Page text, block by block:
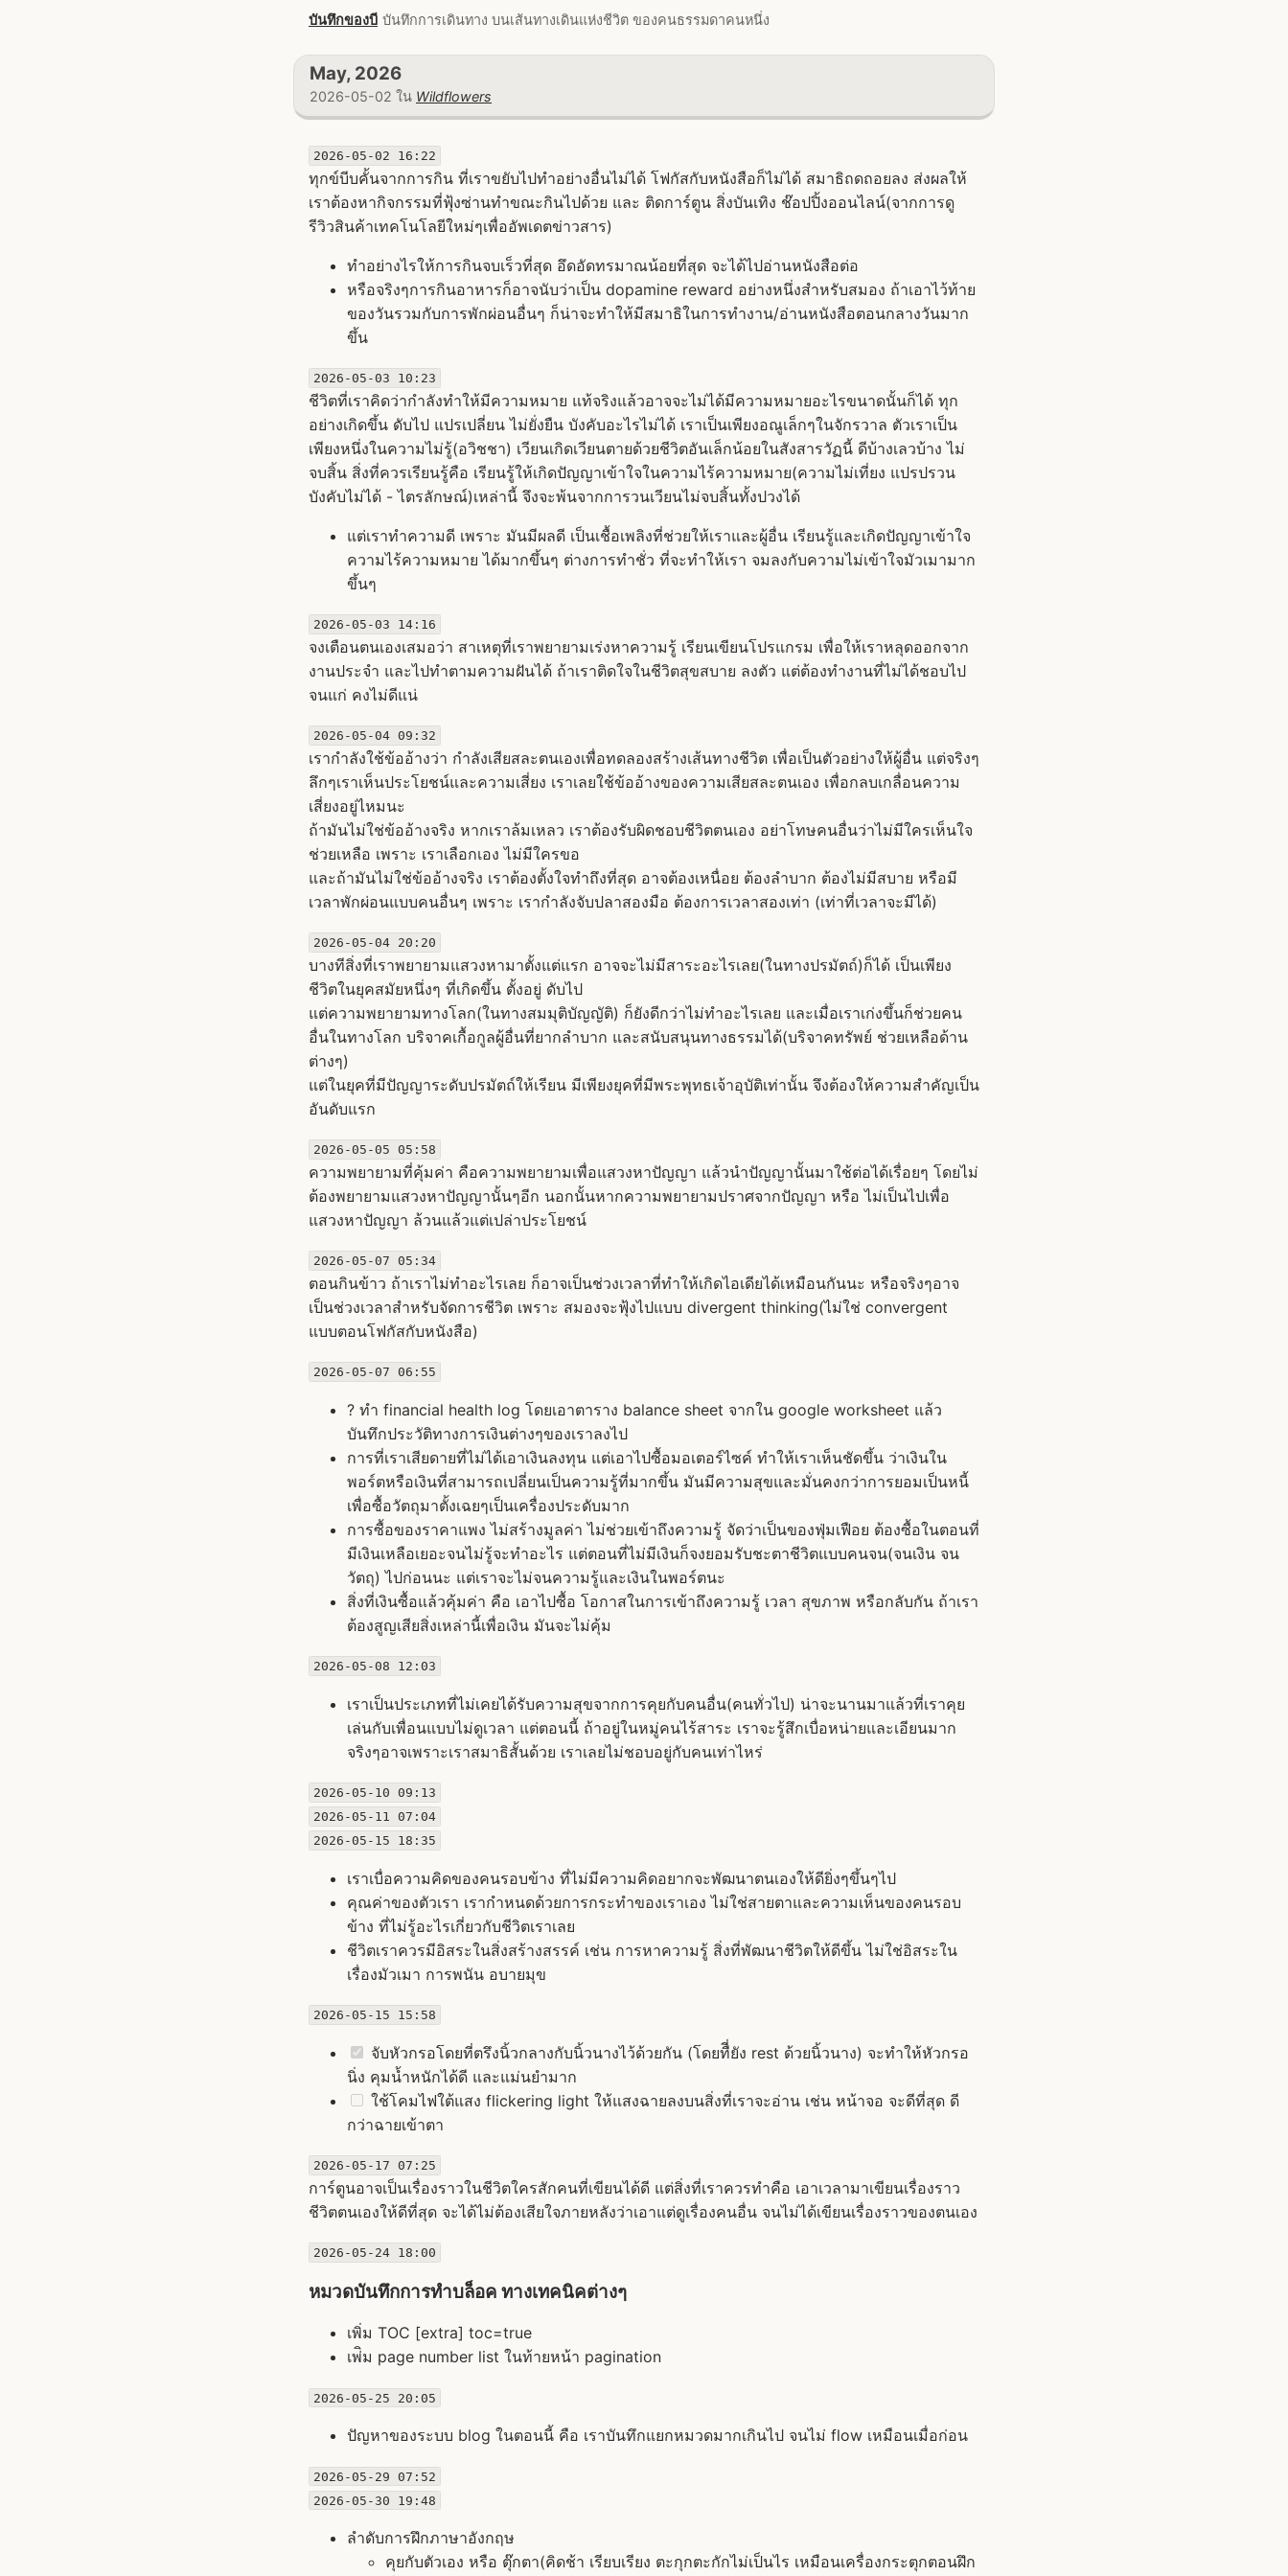
บันทึกของบี บันทึกการเดินทาง บนเส้นทางเดินแห่งชีวิต ของคนธรรมดาคนหนึ่ง
May, 2026
2026-05-02 ใน Wildflowers
2026-05-02 16:22
ทุกข์บีบคั้นจากการกิน ที่เราขยับไปทำอย่างอื่นไม่ได้ โฟกัสกับหนังสือก็ไม่ได้ สมาธิถดถอยลง ส่งผลให้
เราต้องหากิจกรรมที่ฟุ้งซ่านทำขณะกินไปด้วย และ ติดการ์ตูน สิ่งบันเทิง ช๊อปปิ้งออนไลน์(จากการดู
รีวิวสินค้าเทคโนโลยีใหม่ๆเพื่ออัพเดตข่าวสาร)
ทำอย่างไรให้การกินจบเร็วที่สุด อึดอัดทรมาณน้อยที่สุด จะได้ไปอ่านหนังสือต่อ
หรือจริงๆการกินอาหารก็อาจนับว่าเป็น dopamine reward อย่างหนึ่งสำหรับสมอง ถ้าเอาไว้ท้าย
ของวันรวมกับการพักผ่อนอื่นๆ ก็น่าจะทำให้มีสมาธิในการทำงาน/อ่านหนังสือตอนกลางวันมาก
ขึ้น
2026-05-03 10:23
ชีวิตที่เราคิดว่ากำลังทำให้มีความหมาย แท้จริงแล้วอาจจะไม่ได้มีความหมายอะไรขนาดนั้นก็ได้ ทุก
อย่างเกิดขึ้น ดับไป แปรเปลี่ยน ไม่ยั่งยืน บังคับอะไรไม่ได้ เราเป็นเพียงอณูเล็กๆในจักรวาล ตัวเราเป็น
เพียงหนึ่งในความไม่รู้(อวิชชา) เวียนเกิดเวียนตายด้วยชีวิตอันเล็กน้อยในสังสารวัฏนี้ ดีบ้างเลวบ้าง ไม่
จบสิ้น สิ่งที่ควรเรียนรู้คือ เรียนรู้ให้เกิดปัญญาเข้าใจในความไร้ความหมาย(ความไม่เที่ยง แปรปรวน
บังคับไม่ได้ - ไตรลักษณ์)เหล่านี้ จึงจะพ้นจากการวนเวียนไม่จบสิ้นทั้งปวงได้
แต่เราทำความดี เพราะ มันมีผลดี เป็นเชื้อเพลิงที่ช่วยให้เราและผู้อื่น เรียนรู้และเกิดปัญญาเข้าใจ
ความไร้ความหมาย ได้มากขึ้นๆ ต่างการทำชั่ว ที่จะทำให้เรา จมลงกับความไม่เข้าใจมัวเมามาก
ขึ้นๆ
2026-05-03 14:16
จงเตือนตนเองเสมอว่า สาเหตุที่เราพยายามเร่งหาความรู้ เรียนเขียนโปรแกรม เพื่อให้เราหลุดออกจาก
งานประจำ และไปทำตามความฝันได้ ถ้าเราติดใจในชีวิตสุขสบาย ลงตัว แต่ต้องทำงานที่ไม่ได้ชอบไป
จนแก่ คงไม่ดีแน่
2026-05-04 09:32
เรากำลังใช้ข้ออ้างว่า กำลังเสียสละตนเองเพื่อทดลองสร้างเส้นทางชีวิต เพื่อเป็นตัวอย่างให้ผู้อื่น แต่จริงๆ
ลึกๆเราเห็นประโยชน์และความเสี่ยง เราเลยใช้ข้ออ้างของความเสียสละตนเอง เพื่อกลบเกลื่อนความ
เสี่ยงอยู่ไหมนะ
ถ้ามันไม่ใช่ข้ออ้างจริง หากเราล้มเหลว เราต้องรับผิดชอบชีวิตตนเอง อย่าโทษคนอื่นว่าไม่มีใครเห็นใจ
ช่วยเหลือ เพราะ เราเลือกเอง ไม่มีใครขอ
และถ้ามันไม่ใช่ข้ออ้างจริง เราต้องตั้งใจทำถึงที่สุด อาจต้องเหนื่อย ต้องลำบาก ต้องไม่มีสบาย หรือมี
เวลาพักผ่อนแบบคนอื่นๆ เพราะ เรากำลังจับปลาสองมือ ต้องการเวลาสองเท่า (เท่าที่เวลาจะมีได้)
2026-05-04 20:20
บางทีสิ่งที่เราพยายามแสวงหามาตั้งแต่แรก อาจจะไม่มีสาระอะไรเลย(ในทางปรมัตถ์)ก็ได้ เป็นเพียง
ชีวิตในยุคสมัยหนึ่งๆ ที่เกิดขึ้น ตั้งอยู่ ดับไป
แต่ความพยายามทางโลก(ในทางสมมุติบัญญัติ) ก็ยังดีกว่าไม่ทำอะไรเลย และเมื่อเราเก่งขึ้นก็ช่วยคน
อื่นในทางโลก บริจาคเกื้อกูลผู้อื่นที่ยากลำบาก และสนับสนุนทางธรรมได้(บริจาคทรัพย์ ช่วยเหลือด้าน
ต่างๆ)
แต่ในยุคที่มีปัญญาระดับปรมัตถ์ให้เรียน มีเพียงยุคที่มีพระพุทธเจ้าอุบัติเท่านั้น จึงต้องให้ความสำคัญเป็น
อันดับแรก
2026-05-05 05:58
ความพยายามที่คุ้มค่า คือความพยายามเพื่อแสวงหาปัญญา แล้วนำปัญญานั้นมาใช้ต่อได้เรื่อยๆ โดยไม่
ต้องพยายามแสวงหาปัญญานั้นๆอีก นอกนั้นหากความพยายามปราศจากปัญญา หรือ ไม่เป็นไปเพื่อ
แสวงหาปัญญา ล้วนแล้วแต่เปล่าประโยชน์
2026-05-07 05:34
ตอนกินข้าว ถ้าเราไม่ทำอะไรเลย ก็อาจเป็นช่วงเวลาที่ทำให้เกิดไอเดียได้เหมือนกันนะ หรือจริงๆอาจ
เป็นช่วงเวลาสำหรับจัดการชีวิต เพราะ สมองจะฟุ้งไปแบบ divergent thinking(ไม่ใช่ convergent
แบบตอนโฟกัสกับหนังสือ)
2026-05-07 06:55
? ทำ financial health log โดยเอาตาราง balance sheet จากใน google worksheet แล้ว
บันทึกประวัติทางการเงินต่างๆของเราลงไป
การที่เราเสียดายที่ไม่ได้เอาเงินลงทุน แต่เอาไปซื้อมอเตอร์ไซค์ ทำให้เราเห็นชัดขึ้น ว่าเงินใน
พอร์ตหรือเงินที่สามารถเปลี่ยนเป็นความรู้ที่มากขึ้น มันมีความสุขและมั่นคงกว่าการยอมเป็นหนี้
เพื่อซื้อวัตถุมาตั้งเฉยๆเป็นเครื่องประดับมาก
การซื้อของราคาแพง ไม่สร้างมูลค่า ไม่ช่วยเข้าถึงความรู้ จัดว่าเป็นของฟุ่มเฟือย ต้องซื้อในตอนที่
มีเงินเหลือเยอะจนไม่รู้จะทำอะไร แต่ตอนที่ไม่มีเงินก็จงยอมรับชะตาชีวิตแบบคนจน(จนเงิน จน
วัตถุ) ไปก่อนนะ แต่เราจะไม่จนความรู้และเงินในพอร์ตนะ
สิ่งที่เงินซื้อแล้วคุ้มค่า คือ เอาไปซื้อ โอกาสในการเข้าถึงความรู้ เวลา สุขภาพ หรือกลับกัน ถ้าเรา
ต้องสูญเสียสิ่งเหล่านี้เพื่อเงิน มันจะไม่คุ้ม
2026-05-08 12:03
เราเป็นประเภทที่ไม่เคยได้รับความสุขจากการคุยกับคนอื่น(คนทั่วไป) น่าจะนานมาแล้วที่เราคุย
เล่นกับเพื่อนแบบไม่ดูเวลา แต่ตอนนี้ ถ้าอยู่ในหมู่คนไร้สาระ เราจะรู้สึกเบื่อหน่ายและเอียนมาก
จริงๆอาจเพราะเราสมาธิสั้นด้วย เราเลยไม่ชอบอยู่กับคนเท่าไหร่
2026-05-10 09:13
2026-05-11 07:04
2026-05-15 18:35
เราเบื่อความคิดของคนรอบข้าง ที่ไม่มีความคิดอยากจะพัฒนาตนเองให้ดียิ่งๆขึ้นๆไป
คุณค่าของตัวเรา เรากำหนดด้วยการกระทำของเราเอง ไม่ใช่สายตาและความเห็นของคนรอบ
ข้าง ที่ไม่รู้อะไรเกี่ยวกับชีวิตเราเลย
ชีวิตเราควรมีอิสระในสิ่งสร้างสรรค์ เช่น การหาความรู้ สิ่งที่พัฒนาชีวิตให้ดีขึ้น ไม่ใช่อิสระใน
เรื่องมัวเมา การพนัน อบายมุข
2026-05-15 15:58
จับหัวกรอโดยที่ตรึงนิ้วกลางกับนิ้วนางไว้ด้วยกัน (โดยทืี่ยัง rest ด้วยนิ้วนาง) จะทำให้หัวกรอ
นิ่ง คุมน้ำหนักได้ดี และแม่นยำมาก
ใช้โคมไฟใต้แสง flickering light ให้แสงฉายลงบนสิ่งที่เราจะอ่าน เช่น หน้าจอ จะดีที่สุด ดี
กว่าฉายเข้าตา
2026-05-17 07:25
การ์ตูนอาจเป็นเรื่องราวในชีวิตใครสักคนที่เขียนได้ดี แต่สิ่งที่เราควรทำคือ เอาเวลามาเขียนเรื่องราว
ชีวิตตนเองให้ดีที่สุด จะได้ไม่ต้องเสียใจภายหลังว่าเอาแต่ดูเรื่องคนอื่น จนไม่ได้เขียนเรื่องราวของตนเอง
2026-05-24 18:00
หมวดบันทึกการทำบล็อค ทางเทคนิคต่างๆ
เพิ่ม TOC [extra] toc=true
เพ่ิม page number list ในท้ายหน้า pagination
2026-05-25 20:05
ปัญหาของระบบ blog ในตอนนี้ คือ เราบันทึกแยกหมวดมากเกินไป จนไม่ flow เหมือนเมื่อก่อน
2026-05-29 07:52
2026-05-30 19:48
ลำดับการฝึกภาษาอังกฤษ
คุยกับตัวเอง หรือ ตุ๊กตา(คิดช้า เรียบเรียง ตะกุกตะกักไม่เป็นไร เหมือนเครื่องกระตุกตอนฝึก